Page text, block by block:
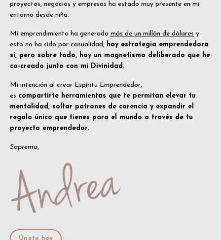
proyectos, negocios y empresas ha estado muy presente en mi
entorno desde niña.
Mi emprendimiento ha generado más de un millón de dólares y
esto no ha sido por casualidad, hay estrategia emprendedora
sí, pero sobre todo, hay un magnetismo deliberado que he
co-creado junto con mi Divinidad.
Mi intención al crear Espíritu Emprendedor,
es compartirte herramientas que te permitan elevar tu
mentalidad, soltar patrones de carencia y expandir el
regalo único que tienes para el mundo a través de tu
proyecto emprendedor.
Saprema,
Únete hoy